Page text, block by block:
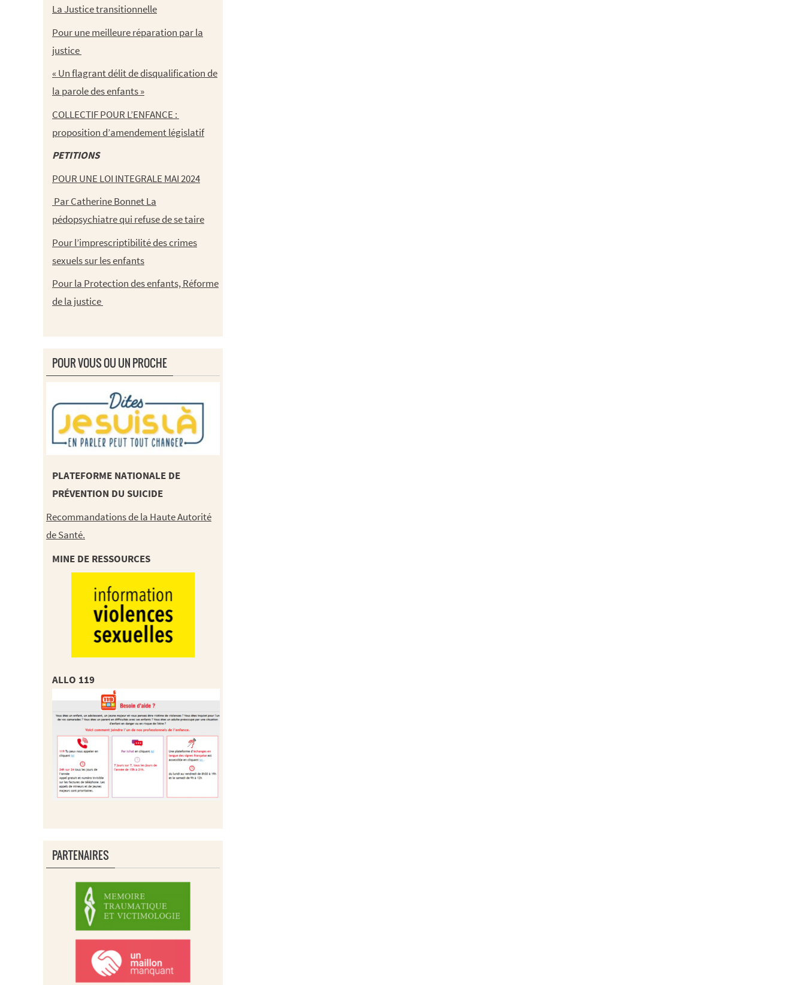
La Justice transitionnelle
Pour une meilleure réparation par la
justice
« Un flagrant délit de disqualification de
la parole des enfants »
COLLECTIF POUR L’ENFANCE :
proposition d’amendement législatif
PETITIONS
POUR UNE LOI INTEGRALE MAI 2024
Par Catherine Bonnet La
pédopsychiatre qui refuse de se taire
Pour l’imprescriptibilité des crimes
sexuels sur les enfants
Pour la Protection des enfants, Réforme
de la justice
POUR VOUS OU UN PROCHE
PLATEFORME NATIONALE DE
PRÉVENTION DU SUICIDE
Recommandations de la Haute Autorité
de Santé.
MINE DE RESSOURCES
ALLO 119
PARTENAIRES